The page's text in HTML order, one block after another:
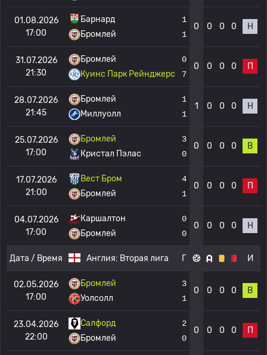
01.08.2026
17:00
Барнард
Бромлей
1
1
0 0 0 0 Н
31.07.2026
21:30
Бромлей
Куинс Парк Рейнджерс
0
7
0 0 0 0 П
28.07.2026
21:45
Бромлей
Миллуолл
1
1
1 0 0 0 Н
25.07.2026
17:00
Бромлей
Кристал Пэлас
3
0
0 0 0 0 В
17.07.2026
21:00
Вест Бром
Бромлей
4
1
0 0 0 0 П
04.07.2026
17:00
Каршалтон
Бромлей
0
0
0 0 0 0 Н
Дата / Время Англия: Вторая лига Г И
02.05.2026
17:00
Бромлей
Уолсолл
3
1
0 0 0 0 В
23.04.2026
22:00
Салфорд
Бромлей
2
0
0 0 0 0 П